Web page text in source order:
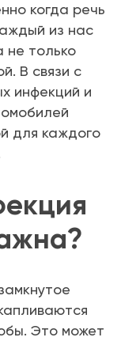
когда речь
из нас
не только
В связи с
инфекций и
для каждого
Это может